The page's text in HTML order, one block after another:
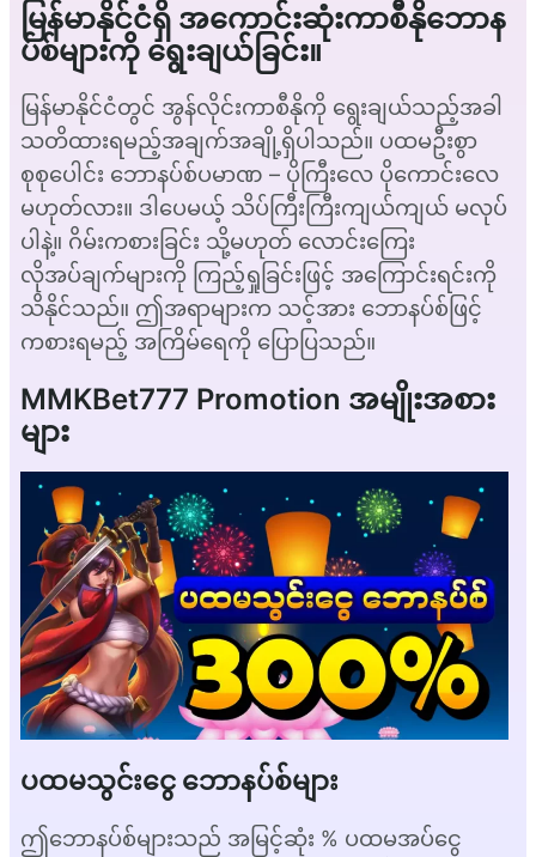
မြန်မာနိုင်ငံရှိ အကောင်းဆုံးကာစီနိုဘောန
ပ်စ်များကို ရွေးချယ်ခြင်း။
မြန်မာနိုင်ငံတွင် အွန်လိုင်းကာစီနိုကို ရွေးချယ်သည့်အခါ
သတိထားရမည့်အချက်အချို့ရှိပါသည်။ ပထမဦးစွာ
စုစုပေါင်း ဘောနပ်စ်ပမာဏ – ပိုကြီးလေ ပိုကောင်းလေ
မဟုတ်လား။ ဒါပေမယ့် သိပ်ကြီးကြီးကျယ်ကျယ် မလုပ်
ပါနဲ့။ ဂိမ်းကစားခြင်း သို့မဟုတ် လောင်းကြေး
လိုအပ်ချက်များကို ကြည့်ရှုခြင်းဖြင့် အကြောင်းရင်းကို
သိနိုင်သည်။ ဤအရာများက သင့်အား ဘောနပ်စ်ဖြင့်
ကစားရမည့် အကြိမ်ရေကို ပြောပြသည်။
MMKBet777 Promotion အမျိုးအစား
များ
ပထမသွင်းငွေ ဘောနပ်စ်များ
ဤဘောနပ်စ်များသည် အမြင့်ဆုံး % ပထမအပ်ငွေ